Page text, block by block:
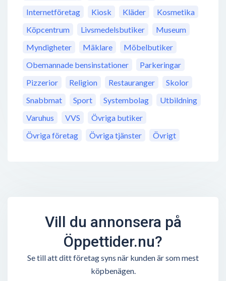
Internetföretag
Kiosk Kläder
Kosmetika
Köpcentrum
Livsmedelsbutiker
Museum
Myndigheter
Mäklare
Möbelbutiker
Obemannade bensinstationer
Parkeringar
Pizzerior
Religion Restauranger
Skolor
Snabbmat
Sport Systembolag
Utbildning
Varuhus
VVS
Övriga butiker
Övriga företag
Övriga tjänster Övrigt
Vill du annonsera på
Öppettider.nu?
Se till att ditt företag syns när kunden är som mest
köpbenägen.